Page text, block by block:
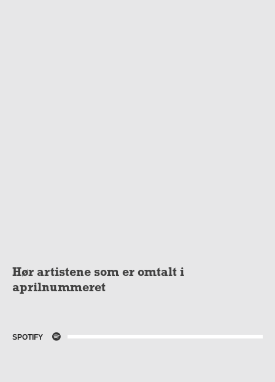
Hør artistene som er omtalt i
aprilnummeret
SPOTIFY